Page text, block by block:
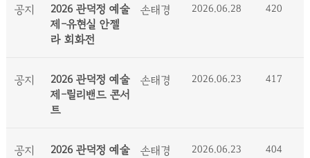
공지
2026 관덕정 예술
제-유현실 안젤
라 회화전
손태경 2026.06.28 420
공지
2026 관덕정 예술
제-릴리밴드 콘서
트
손태경 2026.06.23 417
공지
2026 관덕정 예술
손태경 2026.06.23 404